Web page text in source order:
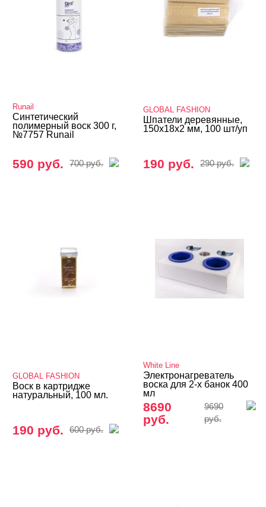
Runail
Синтетический
полимерный воск 300 г,
№7757 Runail
590 руб. 700 руб.
GLOBAL FASHION
Шпатели деревянные,
150х18х2 мм, 100 шт/уп
190 руб. 290 руб.
GLOBAL FASHION
Воск в картридже
натуральный, 100 мл.
190 руб. 600 руб.
White Line
Электронагреватель
воска для 2-х банок 400
мл
8690
руб.
9690
руб.